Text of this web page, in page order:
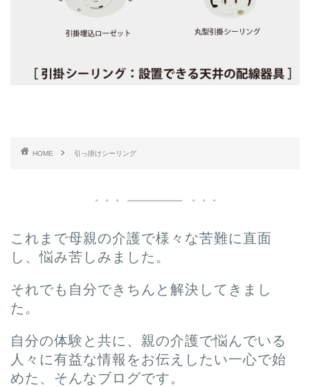
HOME 引っ掛けシーリング
これまで母親の介護で様々な苦難に直面
し、悩み苦しみました。
それでも自分できちんと解決してきまし
た。
自分の体験と共に、親の介護で悩んでいる
人々に有益な情報をお伝えしたい一心で始
めた、そんなブログです。